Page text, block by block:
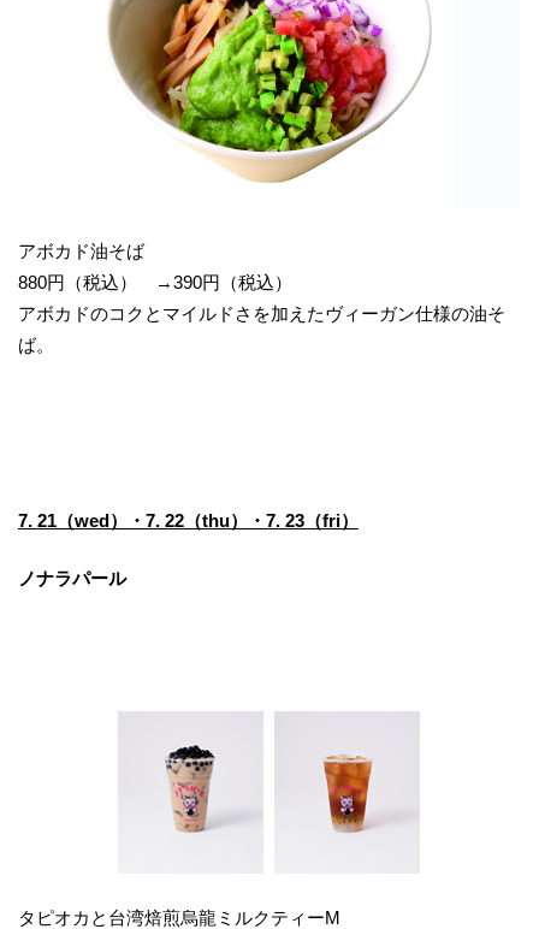
アボカド油そば
880円（税込） →390円（税込）
アボカドのコクとマイルドさを加えたヴィーガン仕様の油そ
ば。
7. 21（wed）・7. 22（thu）・7. 23（fri）
ノナラパール
タピオカと台湾焙煎烏龍ミルクティーM